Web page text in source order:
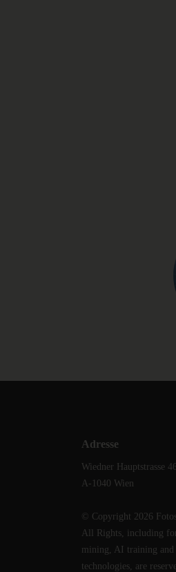
Adresse
Wiedner Hauptstrasse 46
A-1040 Wien
© Copyright 2026
All Rights, including
mining, AI training and
technologies, are